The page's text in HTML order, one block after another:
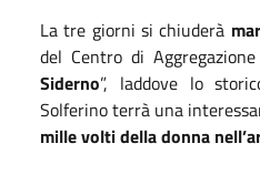
La tre giorni si chiuderà
del Centro di
Siderno”, laddove lo
Solferino terrà una
mille volti della donna